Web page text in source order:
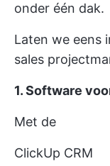
onder één dak.
Laten we eens
sales
1. Software
Met de
ClickUp CRM